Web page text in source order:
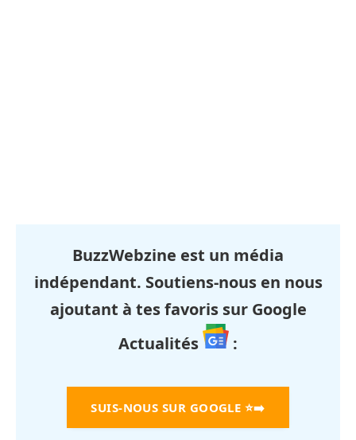
BuzzWebzine est un média
indépendant. Soutiens-nous en nous
ajoutant à tes favoris sur Google
Actualités
:
SUIS-NOUS SUR GOOGLE ⭐➡️